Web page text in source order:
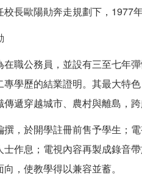
長歐陽勛奔走規劃下，1977
職公務員，並設有三至七年
學歷的結業證明。其最大特
遞穿越城市、農村與離島，跨
，於開學註冊前售予學生；
作息；電視內容再製成錄音
，使教學得以兼容並蓄。